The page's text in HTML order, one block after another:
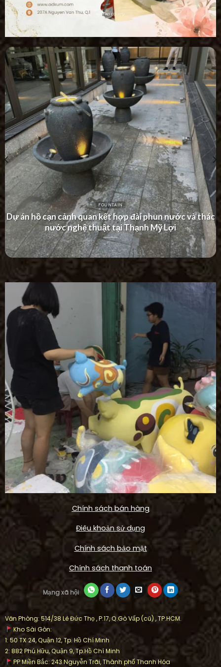
FOUNTAIN
Dự án thác nước tường hiện đại tại Khu Dân Cư Hà Đô
Villa
Chính sách bán hàng
Điêu khoản sử dụng
Chính sách bảo mật
Chính sách thanh toán
Mạng xã hội
Văn Phòng: 514/38 Lê Đức Thọ , P.17, Q.Gò Vấp (cũ) , TP.HCM.
Kho Sài Gòn:
1: 50 TX 24, Quận 12, Tp. Hồ Chí Minh
2: 882 Phú Hữu, Quận 9, Tp.Hồ Chí Minh
PP Miền Bắc: 243 Nguyễn Trãi, Thành phố Thanh Hóa